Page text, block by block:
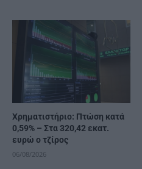
Χρηματιστήριο: Πτώση κατά
0,59% – Στα 320,42 εκατ.
ευρώ ο τζίρος
06/08/2026